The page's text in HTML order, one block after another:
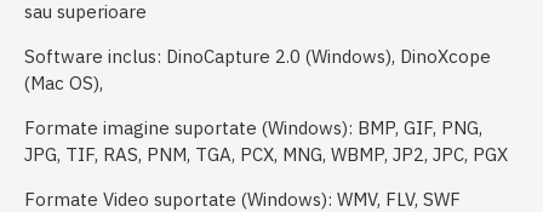
sau superioare
Software inclus: DinoCapture 2.0 (Windows), DinoXcope
(Mac OS),
Formate imagine suportate (Windows): BMP, GIF, PNG,
JPG, TIF, RAS, PNM, TGA, PCX, MNG, WBMP, JP2, JPC, PGX
Formate Video suportate (Windows): WMV, FLV, SWF